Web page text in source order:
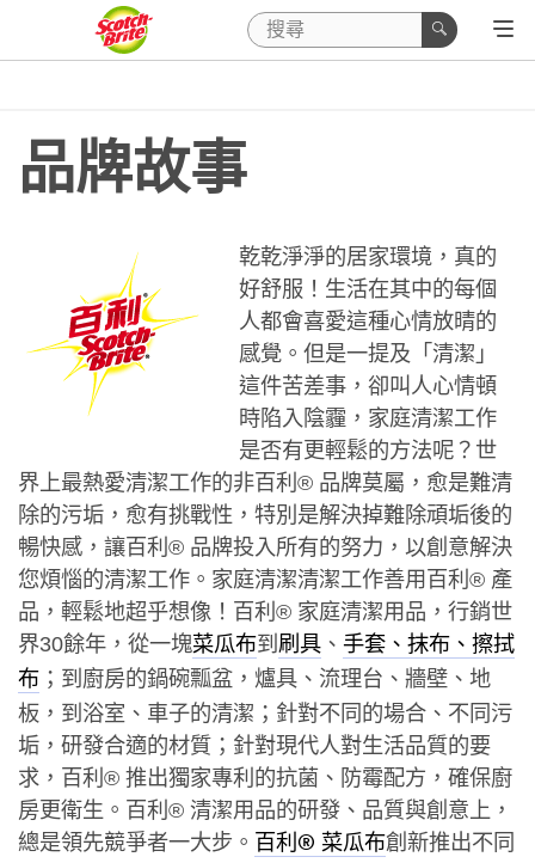
品牌故事
乾乾淨淨的居家環境，真的
好舒服！生活在其中的每個
人都會喜愛這種心情放晴的
感覺。但是一提及「清潔」
這件苦差事，卻叫人心情頓
時陷入陰霾，家庭清潔工作
是否有更輕鬆的方法呢？世
界上最熱愛清潔工作的非百利® 品牌莫屬，愈是難清
除的污垢，愈有挑戰性，特別是解決掉難除頑垢後的
暢快感，讓百利® 品牌投入所有的努力，以創意解決
您煩惱的清潔工作。家庭清潔清潔工作善用百利® 產
品，輕鬆地超乎想像！百利® 家庭清潔用品，行銷世
界30餘年，從一塊菜瓜布到 刷具 、 手套、抹布、擦拭
布 ；到廚房的鍋碗瓢盆，爐具、流理台、牆壁、地
板，到浴室、車子的清潔；針對不同的場合、不同污
垢，研發合適的材質；針對現代人對生活品質的要
求，百利® 推出獨家專利的抗菌、防霉配方，確保廚
房更衛生。百利® 清潔用品的研發、品質與創意上，
總是領先競爭者一大步。 百利® 菜瓜布創新推出不同